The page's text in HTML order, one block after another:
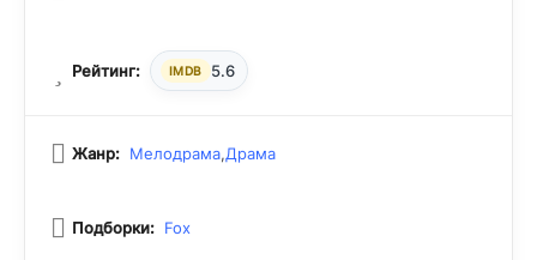
Рейтинг: IMDB 5.6
Жанр: Мелодрама,Драма
Подборки: Fox